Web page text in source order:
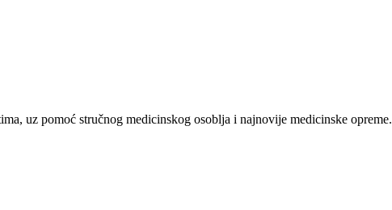
uz pomoć stručnog medicinskog osoblja i najnovije medicinske opreme.